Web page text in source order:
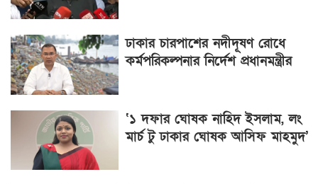
ঢাকার চারপাশের নদীদূষণ রোধে
কর্মপরিকল্পনার নির্দেশ প্রধানমন্ত্রীর
‘১ দফার ঘোষক নাহিদ ইসলাম, লং
মার্চ টু ঢাকার ঘোষক আসিফ মাহমুদ’